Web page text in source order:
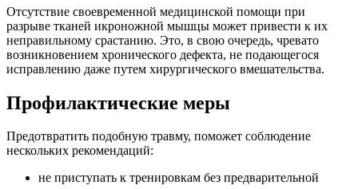
Отсутствие своевременной медицинской помощи при
разрыве тканей икроножной мышцы может привести к их
неправильному срастанию. Это, в свою очередь, чревато
возникновением хронического дефекта, не подающегося
исправлению даже путем хирургического вмешательства.
Профилактические меры
Предотвратить подобную травму, поможет соблюдение
нескольких рекомендаций:
не приступать к тренировкам без предварительной